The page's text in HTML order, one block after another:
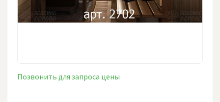
Позвонить для запроса цены